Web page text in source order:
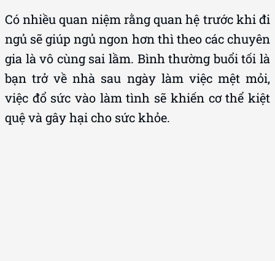
Có nhiều quan niệm rằng quan hệ trước khi đi
ngủ sẽ giúp ngủ ngon hơn thì theo các chuyên
gia là vô cùng sai lầm. Bình thường buổi tối là
bạn trở về nhà sau ngày làm việc mệt mỏi,
việc đổ sức vào làm tình sẽ khiến cơ thể kiệt
quệ và gây hại cho sức khỏe.